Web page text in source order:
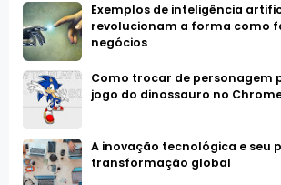
Exemplos de inteligência
revolucionam a forma como
negócios
Como trocar de personagem
jogo do dinossauro no
A inovação tecnológica e seu
transformação global